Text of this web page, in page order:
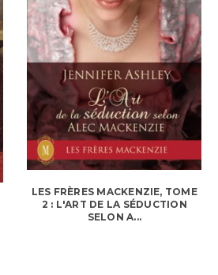
LES FRÈRES MACKENZIE, TOME
2 : L'ART DE LA SÉDUCTION
SELON A...